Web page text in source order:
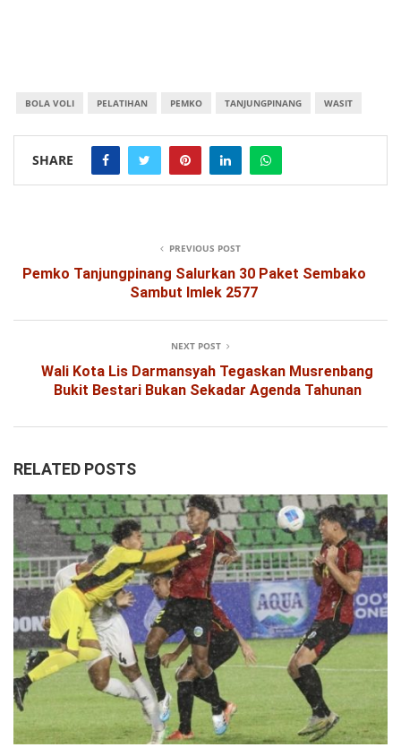
BOLA VOLI PELATIHAN PEMKO TANJUNGPINANG WASIT
SHARE
PREVIOUS POST
Pemko Tanjungpinang Salurkan 30 Paket Sembako
Sambut Imlek 2577
NEXT POST
Wali Kota Lis Darmansyah Tegaskan Musrenbang
Bukit Bestari Bukan Sekadar Agenda Tahunan
RELATED POSTS